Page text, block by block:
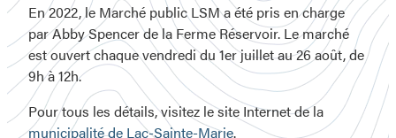
En 2022, le Marché public LSM a été pris en charge
par Abby Spencer de la Ferme Réservoir. Le marché
est ouvert chaque vendredi du 1er juillet au 26 août, de
9h à 12h.
Pour tous les détails, visitez le site Internet de la
municipalité de Lac-Sainte-Marie.